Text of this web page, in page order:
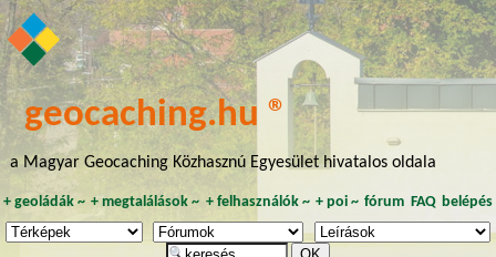
geocaching.hu ®
a Magyar Geocaching Közhasznú Egyesület hivatalos oldala
+ geoládák~ +megtalálások ~ + felhasználók~ + poi~ fórum FAQ belépés